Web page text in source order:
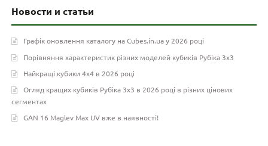
Новости и статьи
Графік оновлення каталогу на Cubes.in.ua у 2026 році
Порівняння характеристик різних моделей кубиків Рубіка 3х3
Найкращі кубики 4х4 в 2026 році
Огляд кращих кубиків Рубіка 3х3 в 2026 році в різних цінових
сегментах
GAN 16 Maglev Max UV вже в наявності!